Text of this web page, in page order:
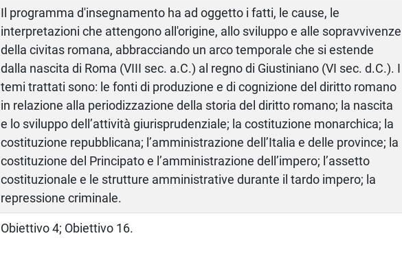
Il programma d'insegnamento ha ad oggetto i fatti, le cause, le
interpretazioni che attengono all'origine, allo sviluppo e alle sopravvivenze
della civitas romana, abbracciando un arco temporale che si estende
dalla nascita di Roma (VIII sec. a.C.) al regno di Giustiniano (VI sec. d.C.). I
temi trattati sono: le fonti di produzione e di cognizione del diritto romano
in relazione alla periodizzazione della storia del diritto romano; la nascita
e lo sviluppo dell’attività giurisprudenziale; la costituzione monarchica; la
costituzione repubblicana; l’amministrazione dell’Italia e delle province; la
costituzione del Principato e l’amministrazione dell’impero; l’assetto
costituzionale e le strutture amministrative durante il tardo impero; la
repressione criminale.
Obiettivo 4; Obiettivo 16.